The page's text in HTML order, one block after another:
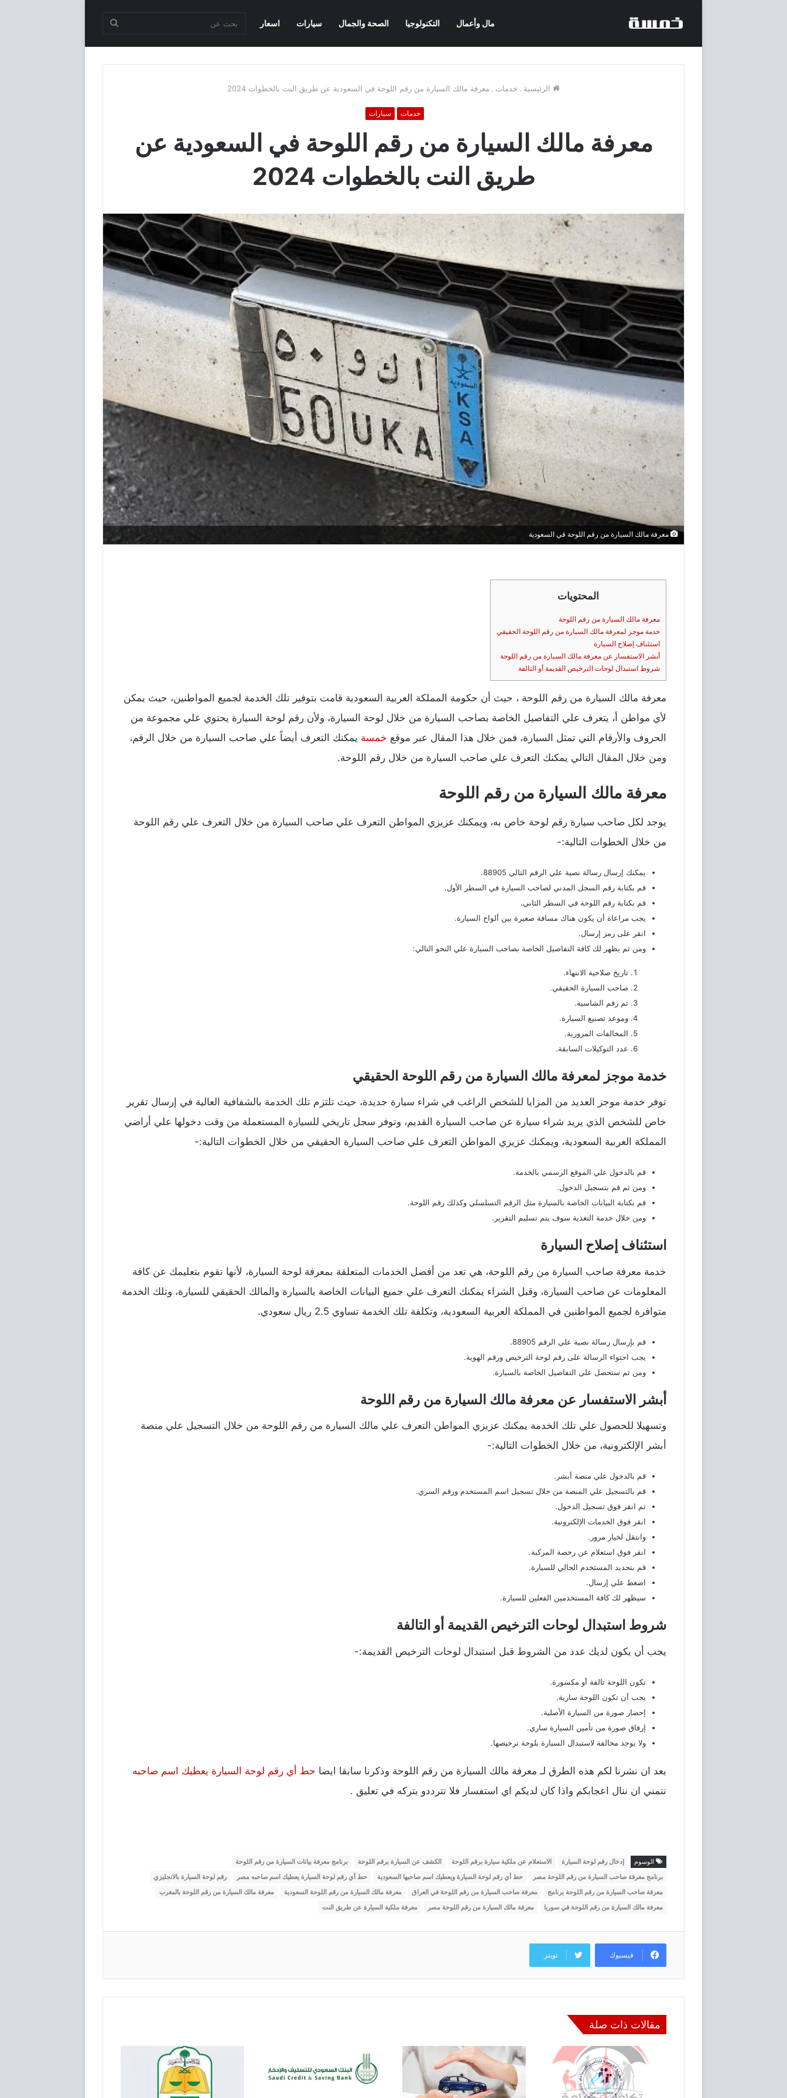
مال وأعمال التكنولوجيا الصحة والجمال سيارات اسعار
الرئيسية . خدمات . معرفة مالك السيارة من رقم اللوحة في السعودية عن طريق النت بالخطوات 2024
خدمات سيارات
معرفة مالك السيارة من رقم اللوحة في السعودية عن
طريق النت بالخطوات 2024
معرفة مالك السيارة من رقم اللوحة في السعودية
المحتويات
معرفة مالك السيارة من رقم اللوحة
خدمة موجز لمعرفة مالك السيارة من رقم اللوحة الحقيقي
استئناف إصلاح السيارة
أبشر الاستفسار عن معرفة مالك السيارة من رقم اللوحة
شروط استبدال لوحات الترخيص القديمة أو التالفة
معرفة مالك السيارة من رقم اللوحة ، حيث أن حكومة المملكة العربية السعودية قامت بتوفير تلك الخدمة لجميع المواطنين، حيث يمكن
لأي مواطن أ، يتعرف علي التفاصيل الخاصة بصاحب السيارة من خلال لوحة السيارة، ولأن رقم لوحة السيارة يحتوي علي مجموعة من
الحروف والأرقام التي تمثل السيارة، فمن خلال هذا المقال عبر موقع خمسة يمكنك التعرف أيضاً علي صاحب السيارة من خلال الرقم،
ومن خلال المقال التالي يمكنك التعرف علي صاحب السيارة من خلال رقم اللوحة.
معرفة مالك السيارة من رقم اللوحة
يوجد لكل صاحب سيارة رقم لوحة خاص به، ويمكنك عزيزي المواطن التعرف علي صاحب السيارة من خلال التعرف علي رقم اللوحة
من خلال الخطوات التالية:-
يمكنك إرسال رسالة نصية علي الرقم التالي 88905.
قم بكتابة رقم السجل المدني لصاحب السيارة في السطر الأول.
قم بكتابة رقم اللوحة في السطر الثاني.
يجب مراعاة أن يكون هناك مسافة صغيرة بين ألواح السيارة.
انقر على رمز إرسال.
ومن ثم يظهر لك كافة التفاصيل الخاصة بصاحب السيارة علي النحو التالي:
تاريخ صلاحية الانتهاء.
صاحب السيارة الحقيقي.
ثم رقم الشاسية.
وموعد تصنيع السيارة.
المخالفات المرورية.
عدد التوكيلات السابقة.
خدمة موجز لمعرفة مالك السيارة من رقم اللوحة الحقيقي
توفر خدمة موجز العديد من المزايا للشخص الراغب في شراء سيارة جديدة، حيث تلتزم تلك الخدمة بالشفافية العالية في إرسال تقرير
خاص للشخص الذي يريد شراء سيارة عن صاحب السيارة القديم، وتوفر سجل تاريخي للسيارة المستعملة من وقت دخولها علي أراضي
المملكة العربية السعودية، ويمكنك عزيزي المواطن التعرف علي صاحب السيارة الحقيقي من خلال الخطوات التالية:-
قم بالدخول علي الموقع الرسمي بالخدمة.
ومن ثم قم بتسجيل الدخول.
قم بكتابة البيانات الخاصة بالسيارة مثل الرقم التسلسلي وكذلك رقم اللوحة.
ومن خلال خدمة التغذية سوف يتم تسليم التقرير.
استئناف إصلاح السيارة
خدمة معرفة صاحب السيارة من رقم اللوحة، هي تعد من أفضل الخدمات المتعلقة بمعرفة لوحة السيارة، لأنها تقوم بتعليمك عن كافة
المعلومات عن صاحب السيارة، وقبل الشراء يمكنك التعرف علي جميع البيانات الخاصة بالسيارة والمالك الحقيقي للسيارة، وتلك الخدمة
متوافرة لجميع المواطنين في المملكة العربية السعودية، وتكلفة تلك الخدمة تساوي 2.5 ريال سعودي.
قم بإرسال رسالة نصية علي الرقم 88905.
يجب احتواء الرسالة على رقم لوحة الترخيص ورقم الهوية.
ومن ثم ستحصل علي التفاصيل الخاصة بالسيارة.
أبشر الاستفسار عن معرفة مالك السيارة من رقم اللوحة
وتسهيلا للحصول علي تلك الخدمة يمكنك عزيزي المواطن التعرف علي مالك السيارة من رقم اللوحة من خلال التسجيل علي منصة
أبشر الإلكترونية، من خلال الخطوات التالية:-
قم بالدخول علي منصة أبشر.
قم بالتسجيل علي المنصة من خلال تسجيل اسم المستخدم ورقم السري.
ثم انقر فوق تسجيل الدخول.
انقر فوق الخدمات الإلكترونية.
وانتقل لخيار مرور.
انقر فوق استعلام عن رخصة المركبة.
قم بتحديد المستخدم الحالي للسيارة.
اضغط علي إرسال.
سيظهر لك كافة المستخدمين الفعلين للسيارة.
شروط استبدال لوحات الترخيص القديمة أو التالفة
يجب أن يكون لديك عدد من الشروط قبل استبدال لوحات الترخيص القديمة:-
تكون اللوحة تالفة أو مكسورة.
يجب أن تكون اللوحة سارية.
إحضار صورة من السيارة الأصلية.
إرفاق صورة من تأمين السيارة ساري.
ولا يوجد مخالفة لاستبدال السيارة بلوحة ترخيصها.
بعد ان نشرنا لكم هذه الطرق لـ معرفة مالك السيارة من رقم اللوحة وذكرنا سابقا ايضا حط أي رقم لوحة السيارة يعطيك اسم صاحبه
نتمني ان ننال اعجابكم واذا كان لديكم اي استفسار فلا تترددو بتركه في تعليق .
الوسوم إدخال رقم لوحة السيارة الاستعلام عن ملكية سيارة برقم اللوحة الكشف عن السيارة برقم اللوحة
برنامج معرفة بيانات السيارة من رقم اللوحة
برنامج معرفة صاحب السيارة من رقم اللوحة مصر
حط أي رقم لوحة السيارة ويعطيك اسم صاحبها السعودية حط أي رقم لوحة السيارة يعطيك اسم صاحبه مصر
رقم لوحة السيارة بالانجليزي
معرفة صاحب السيارة من رقم اللوحة برنامج
معرفة صاحب السيارة من رقم اللوحة في العراق معرفة مالك السيارة من رقم اللوحة السعودية
معرفة مالك السيارة من رقم اللوحة بالمغرب
معرفة مالك السيارة من رقم اللوحة في سوريا
معرفة مالك السيارة من رقم اللوحة مصر معرفة ملكية السيارة عن طريق النت
فيسبوك تويتر
مقالات ذات صلة